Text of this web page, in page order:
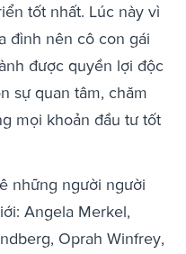
tốt nhất. Lúc này vì
đình nên cô con gái
được quyền lợi độc
sự quan tâm, chăm
mọi khoản đầu tư tốt
những người người
Angela Merkel,
Oprah Winfrey,